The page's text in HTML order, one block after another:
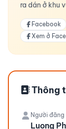
ra dán ở khu
Facebook
Xem ở
Thông
Người đăng
Luong